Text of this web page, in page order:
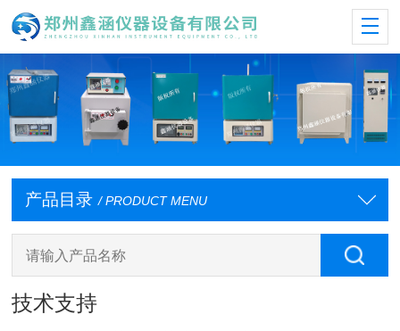
产品目录 / PRODUCT MENU
技术支持